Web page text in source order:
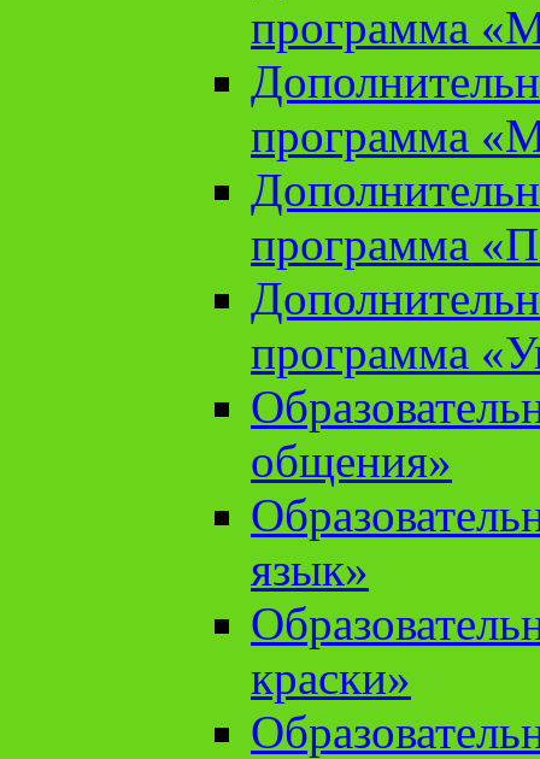
программа
программа
программа
программа
общения»
язык»
краски»